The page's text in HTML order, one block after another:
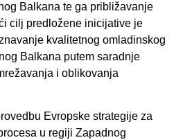
Balkana te ga približavanje
cilj predložene inicijative je
kvalitetnog omladinskog
Balkana putem saradnje
i oblikovanja
Evropske strategije za
u regiji Zapadnog